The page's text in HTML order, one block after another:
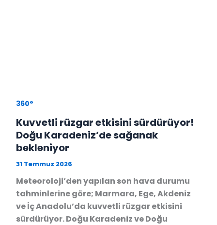
360°
Kuvvetli rüzgar etkisini sürdürüyor!
Doğu Karadeniz’de sağanak
bekleniyor
31 Temmuz 2026
Meteoroloji’den yapılan son hava durumu
tahminlerine göre; Marmara, Ege, Akdeniz
ve İç Anadolu’da kuvvetli rüzgar etkisini
sürdürüyor. Doğu Karadeniz ve Doğu